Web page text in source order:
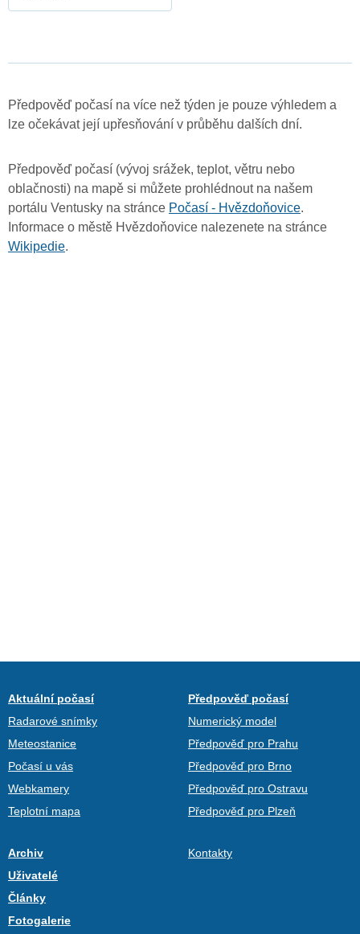
Předpověď počasí na více než týden je pouze výhledem a
lze očekávat její upřesňování v průběhu dalších dní.
Předpověď počasí (vývoj srážek, teplot, větru nebo
oblačnosti) na mapě si můžete prohlédnout na našem
portálu Ventusky na stránce Počasí - Hvězdoňovice.
Informace o městě Hvězdoňovice nalezenete na stránce
Wikipedie.
Aktuální počasí
Radarové snímky
Meteostanice
Počasí u vás
Webkamery
Teplotní mapa
Předpověď počasí
Numerický model
Předpověď pro Prahu
Předpověď pro Brno
Předpověď pro Ostravu
Předpověď pro Plzeň
Archiv
Uživatelé
Články
Fotogalerie
Kontakty